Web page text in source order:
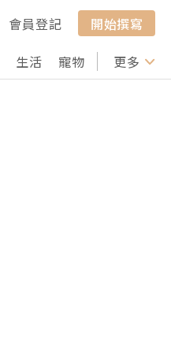
會員登記
開始撰寫
生活 寵物 行山 打卡
更多